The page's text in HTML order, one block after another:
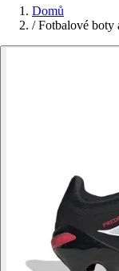
Domů
/ Fotbalové boty